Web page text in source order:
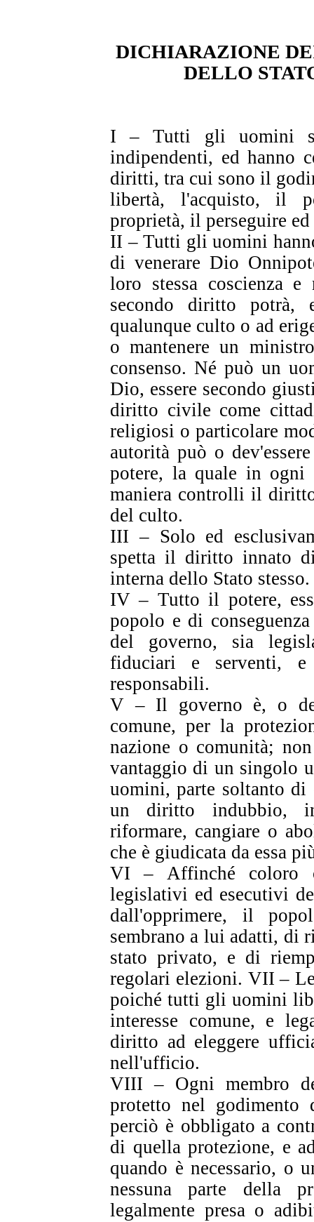
DICHIARAZIONE
DELLO
I – Tutti gli uomini
indipendenti, ed hanno
diritti, tra cui sono il
libertà, l'acquisto, il
proprietà, il perseguire
II – Tutti gli uomini
di venerare Dio
loro stessa coscienza
secondo diritto potrà,
qualunque culto o ad
o mantenere un
consenso. Né può un
Dio, essere secondo
diritto civile come
religiosi o particolare
autorità può o
potere, la quale in ogni
maniera controlli il
del culto.
III – Solo ed
spetta il diritto innato
interna dello Stato stesso.
IV – Tutto il potere,
popolo e di
del governo, sia
fiduciari e serventi,
responsabili.
V – Il governo è, o
comune, per la
nazione o comunità;
vantaggio di un singolo
uomini, parte soltanto di
un diritto indubbio,
riformare, cangiare o
che è giudicata da essa
VI – Affinché coloro
legislativi ed esecutivi
dall'opprimere, il
sembrano a lui adatti,
stato privato, e di
regolari elezioni. VII –
poiché tutti gli uomini
interesse comune, e
diritto ad eleggere
nell'ufficio.
VIII – Ogni membro
protetto nel
perciò è obbligato a
di quella protezione, e
quando è necessario, o
nessuna parte della
legalmente presa o